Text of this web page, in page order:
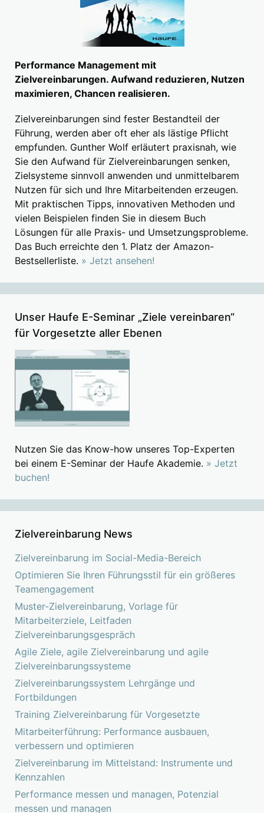
Performance Management mit
Zielvereinbarungen. Aufwand reduzieren, Nutzen
maximieren, Chancen realisieren.
Zielvereinbarungen sind fester Bestandteil der
Führung, werden aber oft eher als lästige Pflicht
empfunden. Gunther Wolf erläutert praxisnah, wie
Sie den Aufwand für Zielvereinbarungen senken,
Zielsysteme sinnvoll anwenden und unmittelbarem
Nutzen für sich und Ihre Mitarbeitenden erzeugen.
Mit praktischen Tipps, innovativen Methoden und
vielen Beispielen finden Sie in diesem Buch
Lösungen für alle Praxis- und Umsetzungsprobleme.
Das Buch erreichte den 1. Platz der Amazon-
Bestsellerliste. » Jetzt ansehen!
Unser Haufe E-Seminar „Ziele vereinbaren“
für Vorgesetzte aller Ebenen
Nutzen Sie das Know-how unseres Top-Experten
bei einem E-Seminar der Haufe Akademie. » Jetzt
buchen!
Zielvereinbarung News
Zielvereinbarung im Social-Media-Bereich
Optimieren Sie Ihren Führungsstil für ein größeres
Teamengagement
Muster-Zielvereinbarung, Vorlage für
Mitarbeiterziele, Leitfaden
Zielvereinbarungsgespräch
Agile Ziele, agile Zielvereinbarung und agile
Zielvereinbarungssysteme
Zielvereinbarungssystem Lehrgänge und
Fortbildungen
Training Zielvereinbarung für Vorgesetzte
Mitarbeiterführung: Performance ausbauen,
verbessern und optimieren
Zielvereinbarung im Mittelstand: Instrumente und
Kennzahlen
Performance messen und managen, Potenzial
messen und managen